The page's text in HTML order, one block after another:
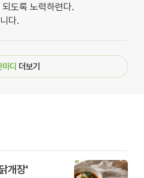
도록 노력하련다.
다.
마디 더보기
개장'